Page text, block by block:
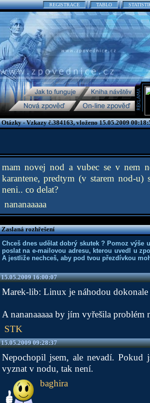
REGISTRACE TABLO
Otázky - Vzkazy č.384163, vloženo 15.05.2009
mam novej nod a vubec se v nem
karantene, predtym (v starem nod-
neni.. co delat?
nananaaaaa
Zaslaná rozhřešení
Chceš dnes udělat dobrý skutek ? Pomoz
poslat na e-mailovou adresu, kterou uvedl u
A jestliže nechceš, aby pod tvou přezdívkou
15.05.2009 16:00:07
Marek-lib: Linux je náhodou
A nananaaaaa by jím vyřešila
STK
15.05.2009 09:28:37
Nepochopil jsem, ale nevadí. Pokud
vyznat v nodu, tak není.
baghira